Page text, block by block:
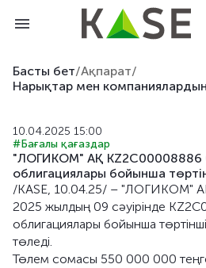
Басты бет/Ақпарат/
Нарықтар мен
10.04.2025 15:00
#Бағалы қағаздар
"ЛОГИКОМ" АҚ KZ2C00008886
облигациялары бойынша
/KASE, 10.04.25/ – "ЛОГИКОМ" АҚ
2025 жылдың 09 сәуірiнде
облигациялары бойынша
төледі.
Төлем сомасы 550 000 000